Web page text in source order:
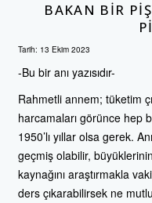
BAKAN BIR
Tarih: 13 Ekim 2023
-Bu bir anı yazısıdır-
Rahmetli annem; tüketim
harcamaları görünce hep
1950’lı yıllar olsa gerek.
geçmiş olabilir,
kaynağını araştırmakla
ders çıkarabilirsek ne